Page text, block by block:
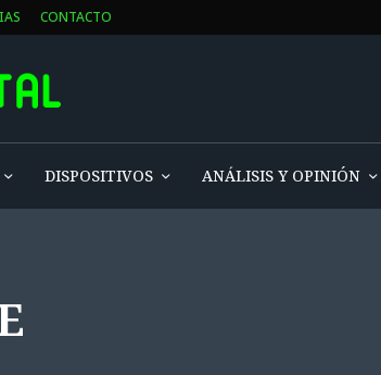
CONTACTO
DISPOSITIVOS ANÁLISIS Y OPINIÓN